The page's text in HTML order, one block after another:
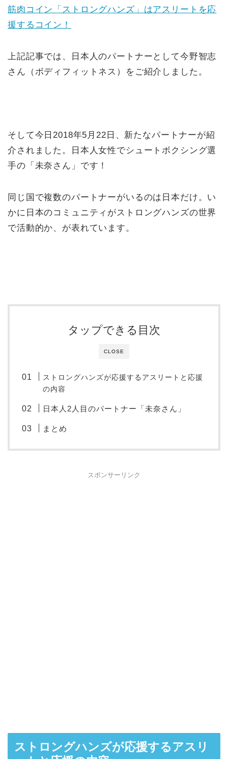
筋肉コイン「ストロングハンズ」はアスリートを応
援するコイン！
上記記事では、日本人のパートナーとして今野智志
さん（ボディフィットネス）をご紹介しました。
そして今日2018年5月22日、新たなパートナーが紹
介されました。日本人女性でシュートボクシング選
手の「未奈さん」です！
同じ国で複数のパートナーがいるのは日本だけ。い
かに日本のコミュニティがストロングハンズの世界
で活動的か、が表れています。
CLOSE
タップできる目次
ストロングハンズが応援するアスリートと応援
の内容
日本人2人目のパートナー「未奈さん」
まとめ
スポンサーリンク
ストロングハンズが応援するアスリ